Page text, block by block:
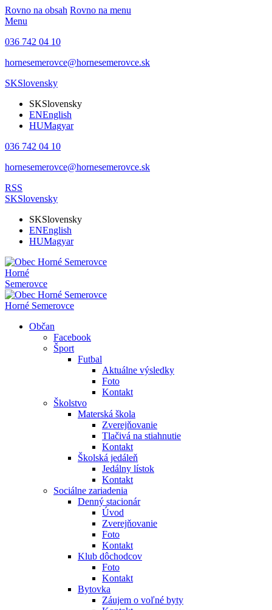
Rovno na obsah Rovno na menu
Menu
036 742 04 10
hornesemerovce@hornesemerovce.sk
SKSlovensky
SKSlovensky
ENEnglish
HUMagyar
036 742 04 10
hornesemerovce@hornesemerovce.sk
RSS
SKSlovensky
SKSlovensky
ENEnglish
HUMagyar
Horné
Semerovce
Horné Semerovce
Občan
Facebook
Šport
Futbal
Aktuálne výsledky
Foto
Kontakt
Školstvo
Materská škola
Zverejňovanie
Tlačivá na stiahnutie
Kontakt
Školská jedáleň
Jedálny lístok
Kontakt
Sociálne zariadenia
Denný stacionár
Úvod
Zverejňovanie
Foto
Kontakt
Klub dôchodcov
Foto
Kontakt
Bytovka
Záujem o voľné byty